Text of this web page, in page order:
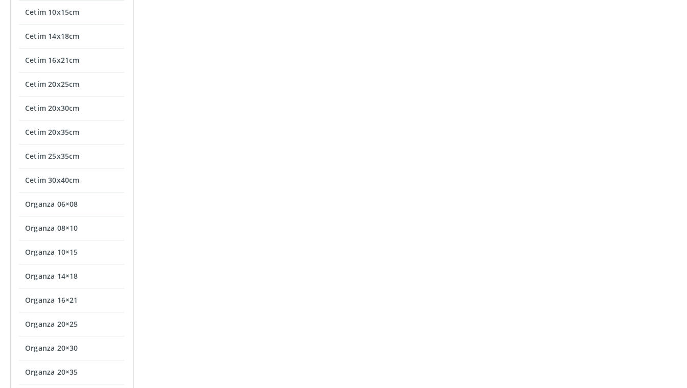
Cetim 10x15cm
Cetim 14x18cm
Cetim 16x21cm
Cetim 20x25cm
Cetim 20x30cm
Cetim 20x35cm
Cetim 25x35cm
Cetim 30x40cm
Organza 06×08
Organza 08×10
Organza 10×15
Organza 14×18
Organza 16×21
Organza 20×25
Organza 20×30
Organza 20×35